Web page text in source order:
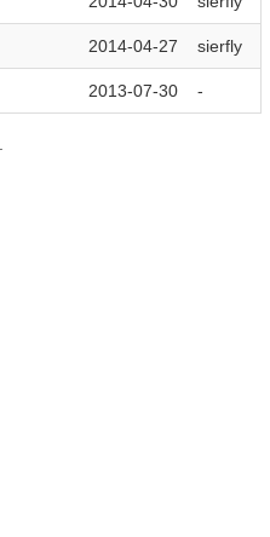
2014-04-27 sierfly
2013-07-30 -